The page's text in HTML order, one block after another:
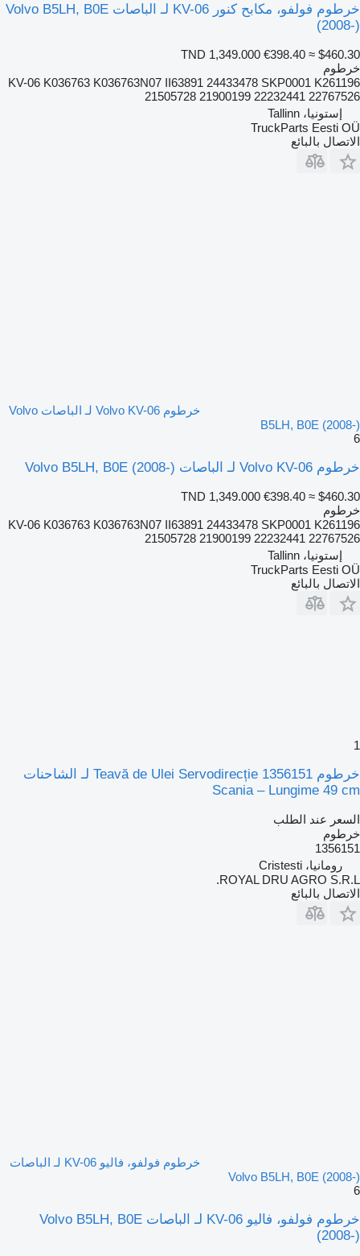
خرطوم فولفو، مكابح كنور KV-06 لـ الباصات Volvo B5LH, B0E
(2008-)
TND 1,349.000 €398.40 ≈ $460.30
خرطوم
KV-06 K036763 K036763N07 II63891 24433478 SKP0001 K261196
21505728 21900199 22232441 22767526
إستونيا، Tallinn
TruckParts Eesti OÜ
الاتصال بالبائع
خرطوم Volvo KV-06 لـ الباصات Volvo
B5LH, B0E (2008-)
6
خرطوم Volvo KV-06 لـ الباصات Volvo B5LH, B0E (2008-)
TND 1,349.000 €398.40 ≈ $460.30
خرطوم
KV-06 K036763 K036763N07 II63891 24433478 SKP0001 K261196
21505728 21900199 22232441 22767526
إستونيا، Tallinn
TruckParts Eesti OÜ
الاتصال بالبائع
1
خرطوم Teavă de Ulei Servodirecție 1356151 لـ الشاحنات
Scania – Lungime 49 cm
السعر عند الطلب
خرطوم
1356151
رومانيا، Cristesti
ROYAL DRU AGRO S.R.L.
الاتصال بالبائع
خرطوم فولفو، فاليو KV-06 لـ الباصات
Volvo B5LH, B0E (2008-)
6
خرطوم فولفو، فاليو KV-06 لـ الباصات Volvo B5LH, B0E
(2008-)